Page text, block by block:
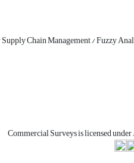
Chain Management / Fuzzy
Commercial Surveys is licensed under